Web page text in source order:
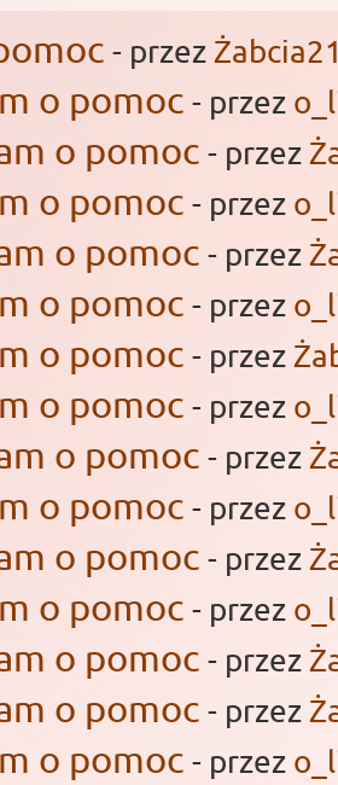
- przez
o pomoc - przez
o pomoc - przez
o pomoc - przez
o pomoc - przez
o pomoc - przez
o pomoc - przez
o pomoc - przez
o pomoc - przez
o pomoc - przez
o pomoc - przez
o pomoc - przez
o pomoc - przez
o pomoc - przez
o pomoc - przez